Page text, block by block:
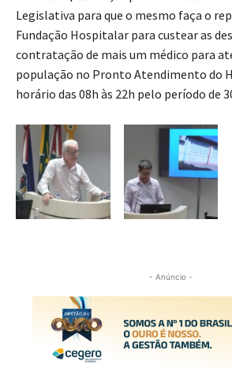
Legislativa para que o mesmo faça o
Fundação Hospitalar para custear as
contratação de mais um médico para
população no Pronto Atendimento do
horário das 08h às 22h pelo período de
- Anúncio -